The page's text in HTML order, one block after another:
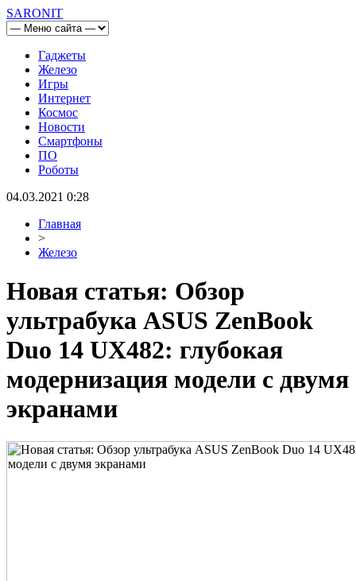
SARONIT
Гаджеты
Железо
Игры
Интернет
Космос
Новости
Смартфоны
ПО
Роботы
04.03.2021 0:28
Главная
>
Железо
Новая статья: Обзор
ультрабука ASUS ZenBook
Duo 14 UX482: глубокая
модернизация модели с двумя
экранами